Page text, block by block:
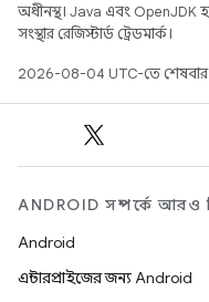
অধীনস্থ। Java এবং OpenJDK
সংস্থার রেজিস্টার্ড ট্রেডমার্ক।
2026-08-04 UTC-তে
ANDROID সম্পর্কে আরও
Android
এন্টারপ্রাইজের জন্য Android